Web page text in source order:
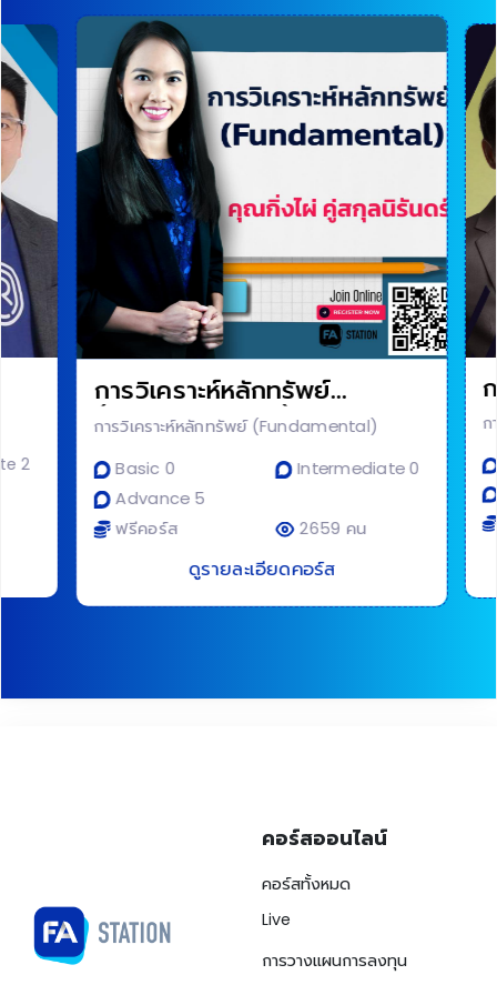
2
การวิเคราะห์หลักทรัพย์
(Fundamental)
การวิเคราะห์หลักทรัพย์ (Fundamental)
Basic 0
Intermediate 0
Advance 5
ฟรีคอร์ส 2659 คน
ดูรายละเอียดคอร์ส
ก
คอร์สออนไลน์
คอร์สทั้งหมด
Live
การวางแผนการลงทุน